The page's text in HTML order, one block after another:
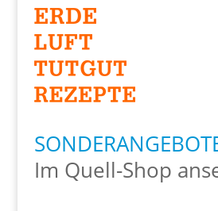
Im Quell-Shop